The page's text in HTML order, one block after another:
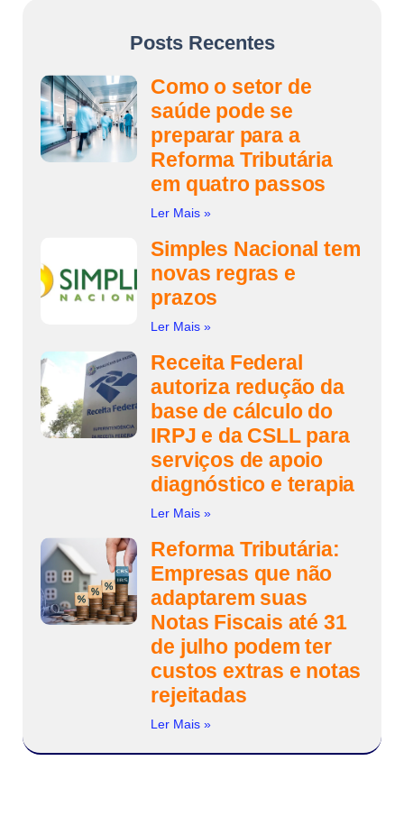
Posts Recentes
Como o setor de
saúde pode se
preparar para a
Reforma Tributária
em quatro passos
Ler Mais »
Simples Nacional tem
novas regras e
prazos
Ler Mais »
Receita Federal
autoriza redução da
base de cálculo do
IRPJ e da CSLL para
serviços de apoio
diagnóstico e terapia
Ler Mais »
Reforma Tributária:
Empresas que não
adaptarem suas
Notas Fiscais até 31
de julho podem ter
custos extras e notas
rejeitadas
Ler Mais »